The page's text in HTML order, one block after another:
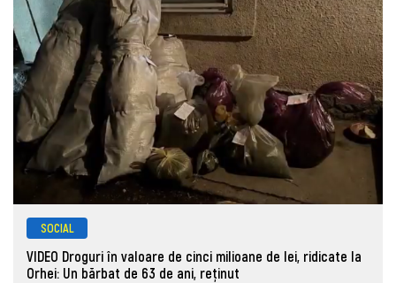
SOCIAL
VIDEO Droguri în valoare de cinci milioane de lei, ridicate la
Orhei: Un bărbat de 63 de ani, reţinut